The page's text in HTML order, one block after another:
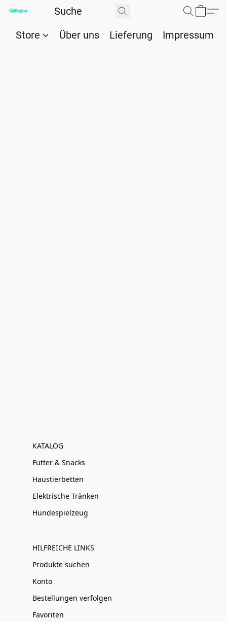
Store Über uns Lieferung Impressum
KATALOG
Futter & Snacks
Haustierbetten
Elektrische Tränken
Hundespielzeug
HILFREICHE LINKS
Produkte suchen
Konto
Bestellungen verfolgen
Favoriten